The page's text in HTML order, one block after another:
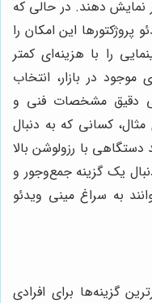
نمایش دهند. در حالی که
پروژکتورها این امکان را
را با هزینه‌ای کمتر
در بازار، انتخاب
دقیق مشخصات فنی و
کسانی که به دنبال
با رزولوشن بالا
یک گزینه جمع‌وجور و
به سراغ مینی ویدئو
گزینه‌ها برای افرادی